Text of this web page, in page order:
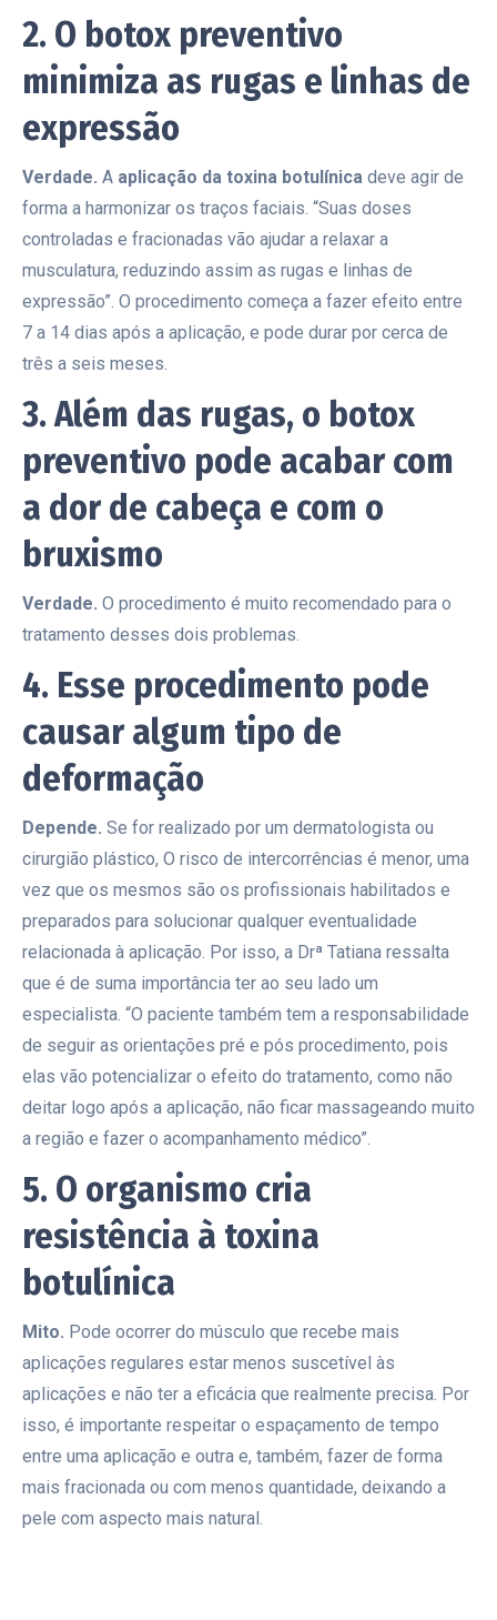
2. O botox preventivo
minimiza as rugas e linhas de
expressão
Verdade. A aplicação da toxina botulínica deve agir de
forma a harmonizar os traços faciais. “Suas doses
controladas e fracionadas vão ajudar a relaxar a
musculatura, reduzindo assim as rugas e linhas de
expressão”. O procedimento começa a fazer efeito entre
7 a 14 dias após a aplicação, e pode durar por cerca de
três a seis meses.
3. Além das rugas, o botox
preventivo pode acabar com
a dor de cabeça e com o
bruxismo
Verdade. O procedimento é muito recomendado para o
tratamento desses dois problemas.
4. Esse procedimento pode
causar algum tipo de
deformação
Depende. Se for realizado por um dermatologista ou
cirurgião plástico, O risco de intercorrências é menor, uma
vez que os mesmos são os profissionais habilitados e
preparados para solucionar qualquer eventualidade
relacionada à aplicação. Por isso, a Drª Tatiana ressalta
que é de suma importância ter ao seu lado um
especialista. “O paciente também tem a responsabilidade
de seguir as orientações pré e pós procedimento, pois
elas vão potencializar o efeito do tratamento, como não
deitar logo após a aplicação, não ficar massageando muito
a região e fazer o acompanhamento médico”.
5. O organismo cria
resistência à toxina
botulínica
Mito. Pode ocorrer do músculo que recebe mais
aplicações regulares estar menos suscetível às
aplicações e não ter a eficácia que realmente precisa. Por
isso, é importante respeitar o espaçamento de tempo
entre uma aplicação e outra e, também, fazer de forma
mais fracionada ou com menos quantidade, deixando a
pele com aspecto mais natural.